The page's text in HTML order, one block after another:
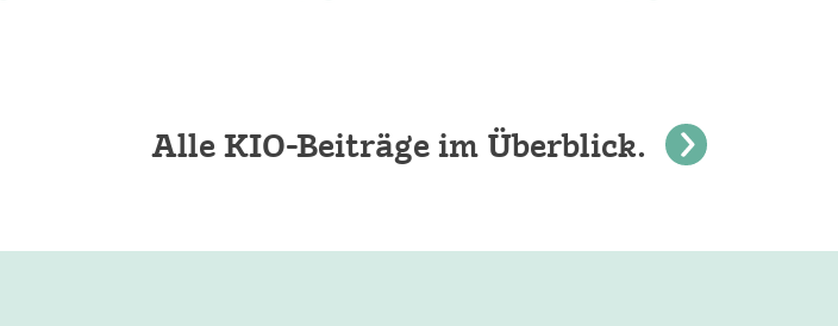
Alle KIO-Beiträge im Überblick.